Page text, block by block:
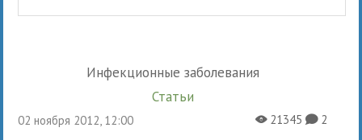
Инфекционные заболевания
Статьи
02 ноября 2012, 12:00 X21345K2